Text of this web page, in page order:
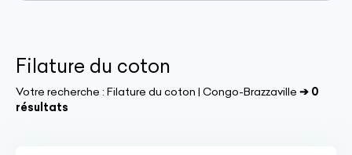
Filature du coton
Votre recherche : Filature du coton | Congo-Brazzaville ➔ 0
résultats